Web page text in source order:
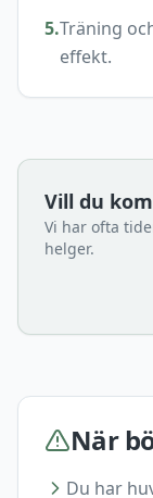
5.Träning
effekt.
Vill du
Vi har ofta
helger.
När
Du har